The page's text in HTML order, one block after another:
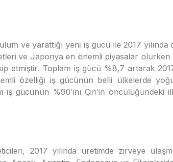
ve yarattığı yeni iş gücü ile 2017 yılında
ve Japonya en önemli piyasalar olurken
etmiştir. Toplam iş gücü %8,7 artarak 2017
özelliği iş gücünün belli ülkelerde
iş gücünün %90’ını Çin’in öncülüğündeki
2017 yılında üretimde zirveye